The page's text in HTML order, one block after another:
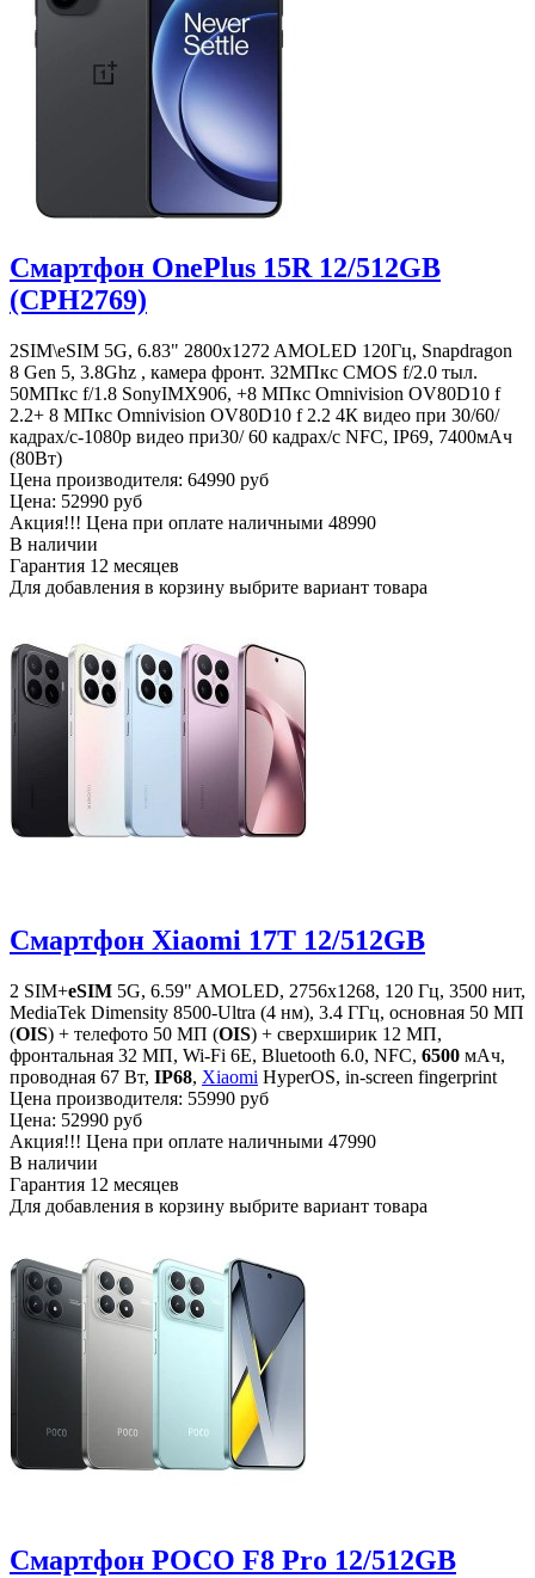
Смартфон OnePlus 15R 12/512GB
(CPH2769)
2SIM\eSIM 5G, 6.83" 2800x1272 AMOLED 120Гц, Snapdragon
8 Gen 5, 3.8Ghz , камера фронт. 32МПкс CMOS f/2.0 тыл.
50MПкс f/1.8 SonyIMX906, +8 МПкс Omnivision OV80D10 f
2.2+ 8 МПкс Omnivision OV80D10 f 2.2 4К видео при 30/60/
кадрах/с-1080p видео при30/ 60 кадрах/с NFC, IP69, 7400мАч
(80Вт)
Цена производителя: 64990 руб
Цена: 52990 руб
Акция!!! Цена при оплате наличными 48990
В наличии
Гарантия 12 месяцев
Для добавления в корзину выбрите вариант товара
Смартфон Xiaomi 17T 12/512GB
2 SIM+eSIM 5G, 6.59" AMOLED, 2756x1268, 120 Гц, 3500 нит,
MediaTek Dimensity 8500-Ultra (4 нм), 3.4 ГГц, основная 50 МП
(OIS) + телефото 50 МП (OIS) + сверхширик 12 МП,
фронтальная 32 МП, Wi-Fi 6E, Bluetooth 6.0, NFC, 6500 мАч,
проводная 67 Вт, IP68, Xiaomi HyperOS, in-screen fingerprint
Цена производителя: 55990 руб
Цена: 52990 руб
Акция!!! Цена при оплате наличными 47990
В наличии
Гарантия 12 месяцев
Для добавления в корзину выбрите вариант товара
Смартфон POCO F8 Pro 12/512GB